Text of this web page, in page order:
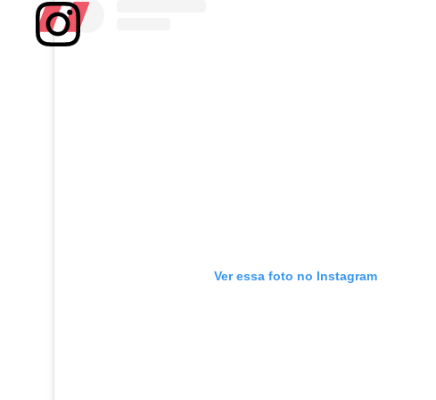
Ver essa foto no Instagram